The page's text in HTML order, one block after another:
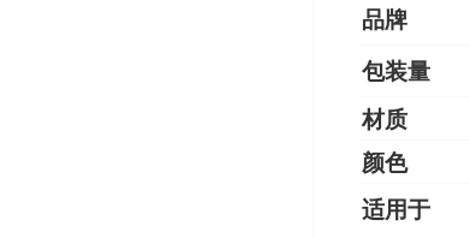
品牌
包装量
材质
颜色
适用于